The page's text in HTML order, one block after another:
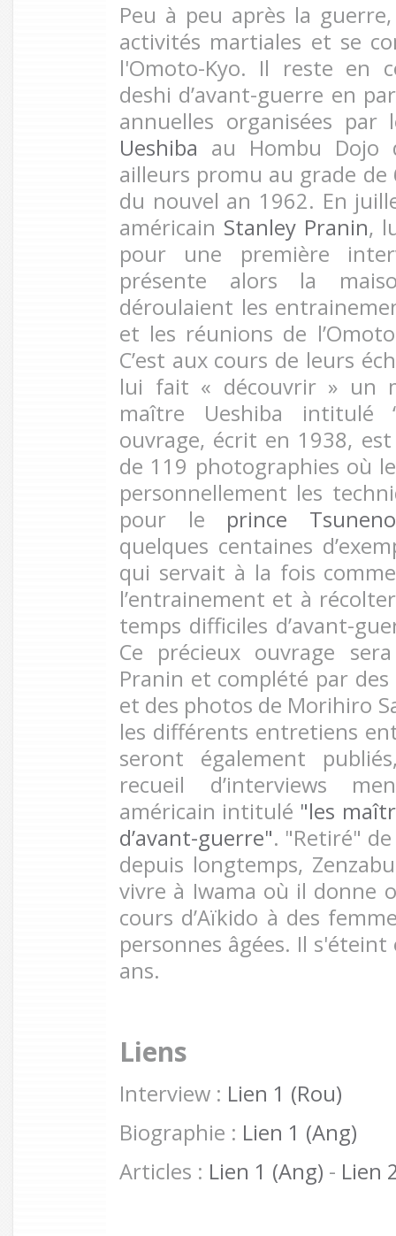
Peu à peu après la
activités martiales et se
l'Omoto-Kyo. Il reste en
deshi d’avant-guerre en
annuelles organisées
Ueshiba au Hombu
ailleurs promu au grade de
du nouvel an 1962. En
américain Stanley Pranin,
pour une première
présente alors la
déroulaient les
et les réunions de
C’est aux cours de leurs
lui fait « découvrir » un
maître Ueshiba intitulé
ouvrage, écrit en 1938,
de 119 photographies où
personnellement les
pour le prince
quelques centaines
qui servait à la fois
l’entrainement et à
temps difficiles d’avant-
Ce précieux ouvrage
Pranin et complété par
et des photos de Morihiro
les différents entretiens
seront également
recueil d’interviews
américain intitulé "les
d’avant-guerre". "Retiré"
depuis longtemps,
vivre à Iwama où il donne
cours d’Aïkido à des
personnes âgées. Il
ans.
Liens
Interview : Lien 1 (Rou)
Biographie : Lien 1 (Ang)
Articles : Lien 1 (Ang) - Lien